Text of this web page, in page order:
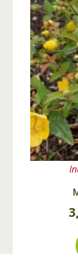
et exotiques
Plantes
Plantes
Plantes
Plantes
Plantes
Plantes
Plantes
Lavande